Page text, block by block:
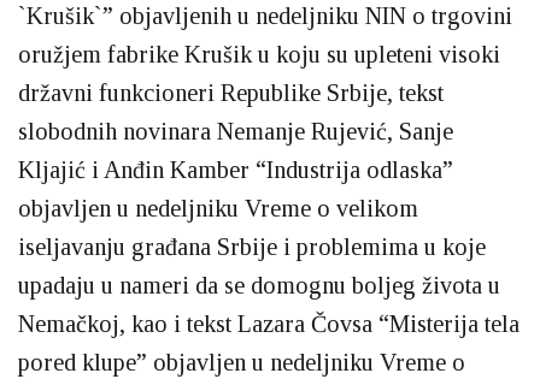
`Krušik`” objavljenih u nedeljniku NIN o trgovini
oružjem fabrike Krušik u koju su upleteni visoki
državni funkcioneri Republike Srbije, tekst
slobodnih novinara Nemanje Rujević, Sanje
Kljajić i Anđin Kamber “Industrija odlaska”
objavljen u nedeljniku Vreme o velikom
iseljavanju građana Srbije i problemima u koje
upadaju u nameri da se domognu boljeg života u
Nemačkoj, kao i tekst Lazara Čovsa “Misterija tela
pored klupe” objavljen u nedeljniku Vreme o